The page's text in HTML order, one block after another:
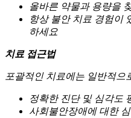
올바른 약물과 용량을
항상 불안 치료 경험이
하세요
치료 접근법
포괄적인 치료에는 일반적으
정확한 진단 및 심각도
사회불안장애에 대한